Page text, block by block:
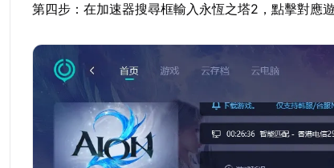
第四步：在加速器搜尋框輸入永恆之塔2，點擊對應